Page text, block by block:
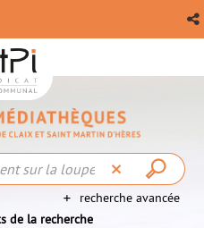
recherche avancée
de la recherche